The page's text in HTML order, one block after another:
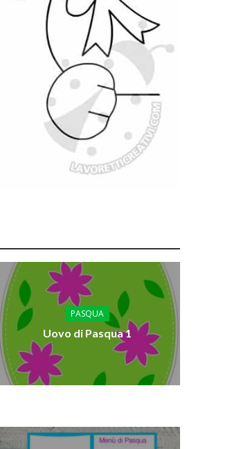
PASQUA
Uovo di Pasqua 1